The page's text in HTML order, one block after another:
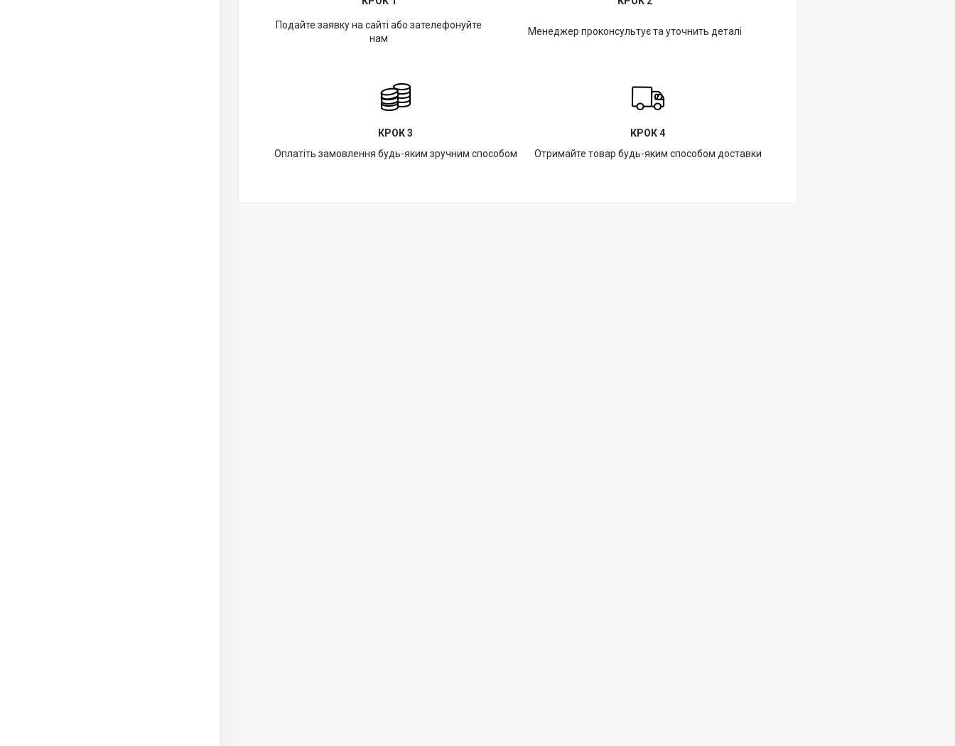
Подайте заявку на сайті або зателефонуйте
нам
Менеджер проконсультує та уточнить деталі
КРОК 3
КРОК 4
Оплатіть замовлення будь-яким зручним способом
Отримайте товар будь-яким способом доставки